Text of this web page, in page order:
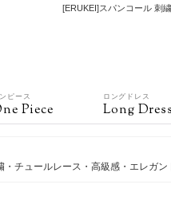
[ERUKEI]スパンコール 刺
ピース
Piece
ロングドレス
Long Dress
チュールレース・高級感・エレガ